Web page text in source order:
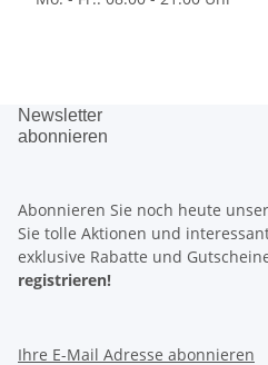
Newsletter
abonnieren
Abonnieren Sie noch heute
Sie tolle Aktionen und
exklusive Rabatte und
registrieren!
Ihre E-Mail Adresse abonnieren